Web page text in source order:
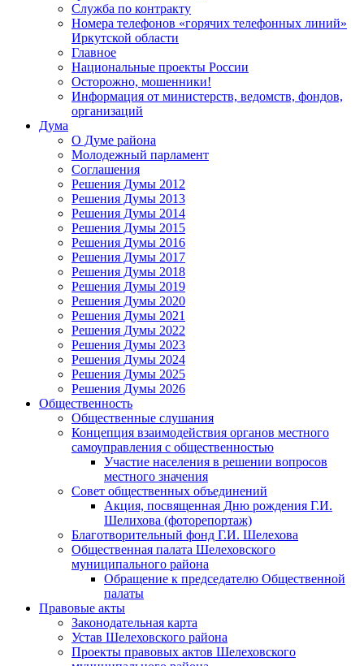
Служба по контракту
Номера телефонов «горячих телефонных линий»
Иркутской области
Главное
Национальные проекты России
Осторожно, мошенники!
Информация от министерств, ведомств, фондов,
организаций
Дума
О Думе района
Молодежный парламент
Соглашения
Решения Думы 2012
Решения Думы 2013
Решения Думы 2014
Решения Думы 2015
Решения Думы 2016
Решения Думы 2017
Решения Думы 2018
Решения Думы 2019
Решения Думы 2020
Решения Думы 2021
Решения Думы 2022
Решения Думы 2023
Решения Думы 2024
Решения Думы 2025
Решения Думы 2026
Общественность
Общественные слушания
Концепция взаимодействия органов местного
самоуправления с общественностью
Участие населения в решении вопросов
местного значения
Совет общественных объединений
Акция, посвященная Дню рождения Г.И.
Шелихова (фоторепортаж)
Благотворительный фонд Г.И. Шелехова
Общественная палата Шелеховского
муниципального района
Обращение к председателю Общественной
палаты
Правовые акты
Законодательная карта
Устав Шелеховского района
Проекты правовых актов Шелеховского